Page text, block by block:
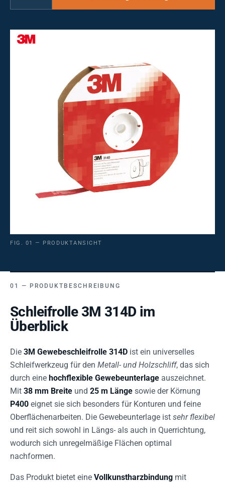
FIG. 01 — PRODUKTANSICHT
PRODUKTBESCHREIBUNG
Schleifrolle 3M 314D im
Überblick
Die 3M Gewebeschleifrolle 314D ist ein universelles
Schleifwerkzeug für den Metall- und Holzschliff, das sich
durch eine hochflexible Gewebeunterlage auszeichnet.
Mit 38 mm Breite und 25 m Länge sowie der Körnung
P400 eignet sie sich besonders für Konturen und feine
Oberflächenarbeiten. Die Gewebeunterlage ist sehr flexibel
und reit sich sowohl in Längs- als auch in Querrichtung,
wodurch sich unregelmäßige Flächen optimal
nachformen.
Das Produkt bietet eine Vollkunstharzbindung mit